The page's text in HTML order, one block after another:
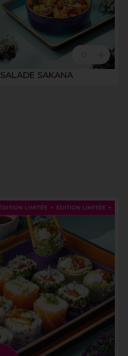
0 add
SALADE SAKANA